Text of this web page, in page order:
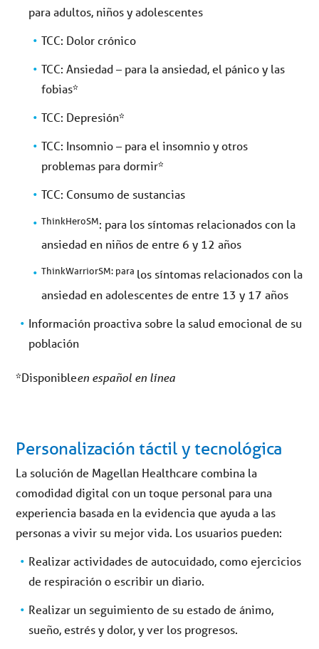
para adultos, niños y adolescentes
TCC: Dolor crónico
TCC: Ansiedad – para la ansiedad, el pánico y las
fobias*
TCC: Depresión*
TCC: Insomnio – para el insomnio y otros
problemas para dormir*
TCC: Consumo de sustancias
ThinkHeroSM: para los síntomas relacionados con la
ansiedad en niños de entre 6 y 12 años
ThinkWarriorSM: para los síntomas relacionados con la
ansiedad en adolescentes de entre 13 y 17 años
Información proactiva sobre la salud emocional de su
población
*Disponibleen español en línea
Personalización táctil y tecnológica
La solución de Magellan Healthcare combina la
comodidad digital con un toque personal para una
experiencia basada en la evidencia que ayuda a las
personas a vivir su mejor vida. Los usuarios pueden:
Realizar actividades de autocuidado, como ejercicios
de respiración o escribir un diario.
Realizar un seguimiento de su estado de ánimo,
sueño, estrés y dolor, y ver los progresos.